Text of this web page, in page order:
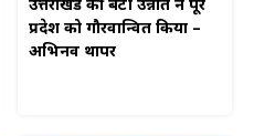
उत्तराखंड की बेटी उन्नति ने पूरे
प्रदेश को गौरवान्वित किया –
अभिनव थापर